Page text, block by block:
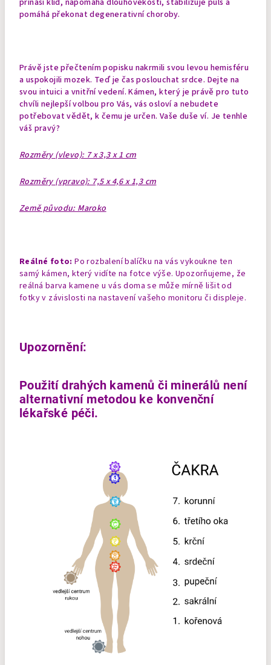
pomáhá překonat degenerativní choroby.
Právě jste přečtením popisku nakrmili svou levou hemisféru
a uspokojili mozek. Teď je čas poslouchat srdce. Dejte na
svou intuici a vnitřní vedení. Kámen, který je právě pro tuto
chvíli nejlepší volbou pro Vás, vás osloví a nebudete
potřebovat vědět, k čemu je určen. Vaše duše ví. Je tenhle
váš pravý?
Rozměry (vlevo): 7 x 3,3 x 1 cm
Rozměry (vpravo): 7,5 x 4,6 x 1,3 cm
Země původu: Maroko
Reálné foto: Po rozbalení balíčku na vás vykoukne ten
samý kámen, který vidíte na fotce výše. Upozorňujeme, že
reálná barva kamene u vás doma se může mírně lišit od
fotky v závislosti na nastavení vašeho monitoru či displeje.
Upozornění:
Použití drahých kamenů či minerálů není
alternativní metodou ke konvenční
lékařské péči.